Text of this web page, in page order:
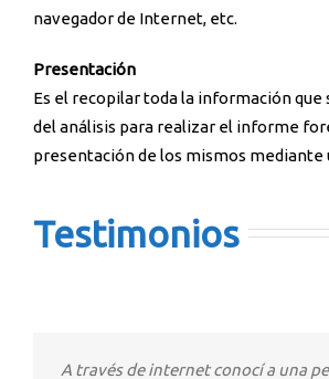
navegador de Internet, etc.
Presentación
Es el recopilar toda la información
del análisis para realizar el informe
presentación de los mismos mediante
Testimonios
A través de internet conocí a una